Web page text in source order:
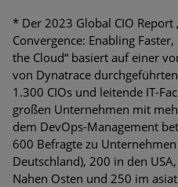
* Der 2023 Global CIO
Convergence: Enabling
the Cloud“ basiert auf einer
von Dynatrace
1.300 CIOs und leitende IT-
großen Unternehmen mit
dem DevOps-Management
600 Befragte zu
Deutschland), 200 in den
Nahen Osten und 250 im